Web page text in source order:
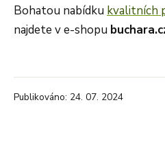
Bohatou nabídku kvalitních
najdete v e-shopu
Publikováno: 24. 07. 2024